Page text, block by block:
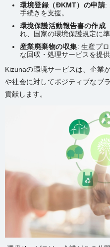
環境登録（ĐKMT）の申請:
手続きを支援。
環境保護活動報告書の作成:
れ、国家の環境保護規定に
産業廃棄物の収集: 生産プ
な回収・処理サービスを提供
Kizunaの環境サービスは、企業
や社会に対してポジティブなブ
貢献します。